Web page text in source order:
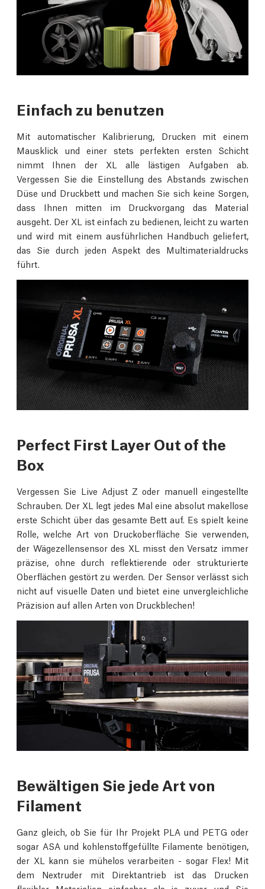
Einfach zu benutzen
Mit automatischer Kalibrierung, Drucken mit einem
Mausklick und einer stets perfekten ersten Schicht
nimmt Ihnen der XL alle lästigen Aufgaben ab.
Vergessen Sie die Einstellung des Abstands zwischen
Düse und Druckbett und machen Sie sich keine Sorgen,
dass Ihnen mitten im Druckvorgang das Material
ausgeht. Der XL ist einfach zu bedienen, leicht zu warten
und wird mit einem ausführlichen Handbuch geliefert,
das Sie durch jeden Aspekt des Multimaterialdrucks
führt.
Perfect First Layer Out of the
Box
Vergessen Sie Live Adjust Z oder manuell eingestellte
Schrauben. Der XL legt jedes Mal eine absolut makellose
erste Schicht über das gesamte Bett auf. Es spielt keine
Rolle, welche Art von Druckoberfläche Sie verwenden,
der Wägezellensensor des XL misst den Versatz immer
präzise, ohne durch reflektierende oder strukturierte
Oberflächen gestört zu werden. Der Sensor verlässt sich
nicht auf visuelle Daten und bietet eine unvergleichliche
Präzision auf allen Arten von Druckblechen!
Bewältigen Sie jede Art von
Filament
Ganz gleich, ob Sie für Ihr Projekt PLA und PETG oder
sogar ASA und kohlenstoffgefüllte Filamente benötigen,
der XL kann sie mühelos verarbeiten - sogar Flex! Mit
dem Nextruder mit Direktantrieb ist das Drucken